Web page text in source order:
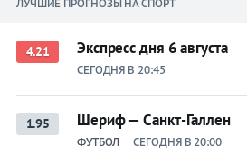
ЛУЧШИЕ ПРОГНОЗЫ НА СПОРТ
4.21 Экспресс дня 6 августа
СЕГОДНЯ В 20:45
1.95 Шериф — Санкт-Галлен
ФУТБОЛ СЕГОДНЯ В 20:00